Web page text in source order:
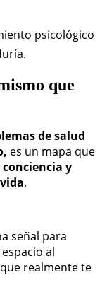
psicológico
que
de salud
es un mapa que
y
.
señal para
al
realmente te